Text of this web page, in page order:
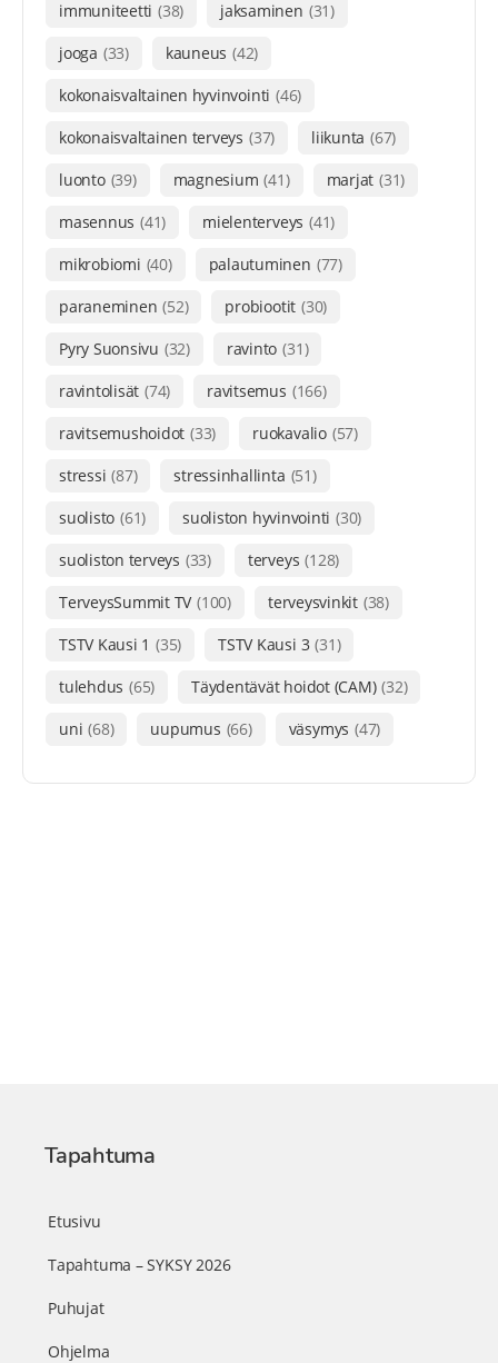
immuniteetti (38) jaksaminen (31)
jooga (33) kauneus (42)
kokonaisvaltainen hyvinvointi (46)
kokonaisvaltainen terveys (37) liikunta (67)
luonto (39) magnesium (41) marjat (31)
masennus (41) mielenterveys (41)
mikrobiomi (40) palautuminen (77)
paraneminen (52) probiootit (30)
Pyry Suonsivu (32) ravinto (31)
ravintolisät (74) ravitsemus (166)
ravitsemushoidot (33) ruokavalio (57)
stressi (87) stressinhallinta (51)
suolisto (61) suoliston hyvinvointi (30)
suoliston terveys (33) terveys (128)
TerveysSummit TV (100) terveysvinkit (38)
TSTV Kausi 1 (35) TSTV Kausi 3 (31)
tulehdus (65) Täydentävät hoidot (CAM) (32)
uni (68) uupumus (66) väsymys (47)
Tapahtuma
Etusivu
Tapahtuma – SYKSY 2026
Puhujat
Ohjelma